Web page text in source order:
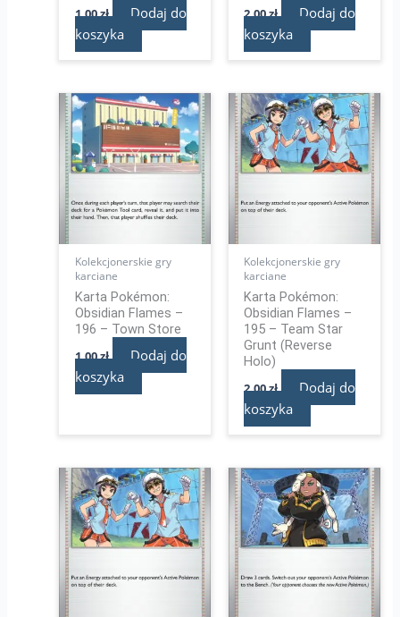
1,00zł
Dodaj do
koszyka
2,00zł
Dodaj do
koszyka
Kolekcjonerskie gry
karciane
Karta Pokémon:
Obsidian Flames –
196 – Town Store
1,00zł
Dodaj do
koszyka
Kolekcjonerskie gry
karciane
Karta Pokémon:
Obsidian Flames –
195 – Team Star
Grunt (Reverse
Holo)
2,00zł
Dodaj do
koszyka